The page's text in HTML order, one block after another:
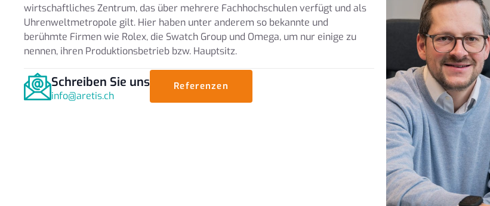
wirtschaftliches Zentrum, das über mehrere Fachhochschulen verfügt und als
Uhrenweltmetropole gilt. Hier haben unter anderem so bekannte und
berühmte Firmen wie Rolex, die Swatch Group und Omega, um nur einige zu
nennen, ihren Produktionsbetrieb bzw. Hauptsitz.
Schreiben Sie uns
info@aretis.ch
Referenzen